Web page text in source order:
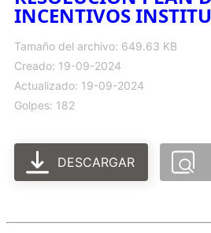
INCENTIVOS
Tamaño del archivo: 649.63 KB
Creado: 19-09-2024
Actualizado: 19-09-2024
Golpes: 182
DESCARGAR